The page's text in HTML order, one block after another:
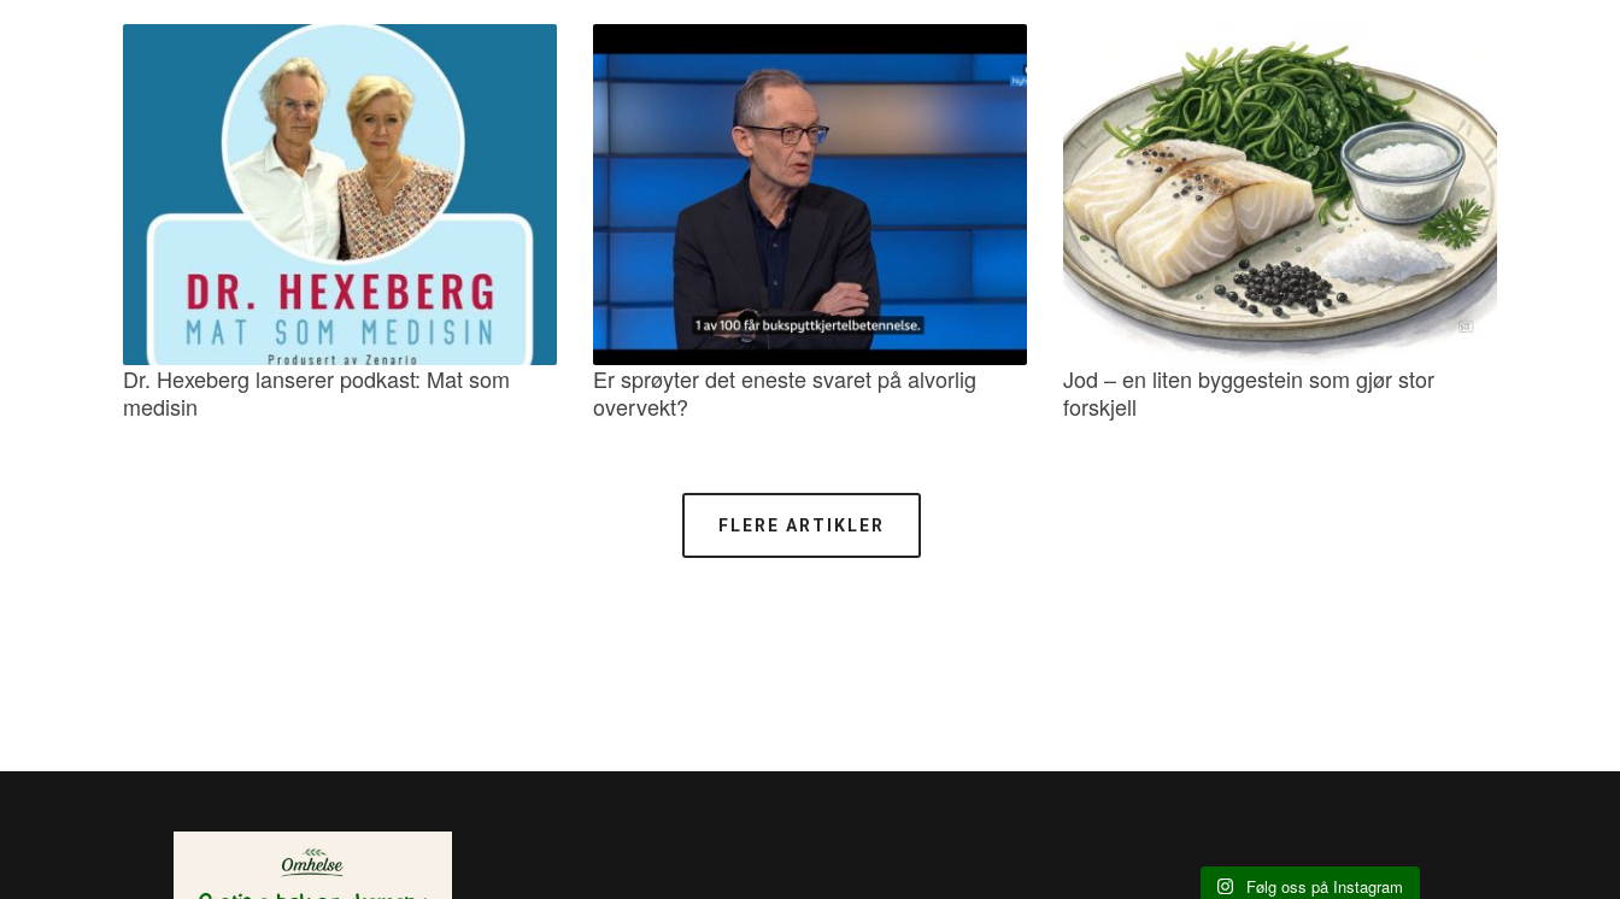
Dr. Hexeberg lanserer podkast: Mat som
medisin
Er sprøyter det eneste svaret på alvorlig
overvekt?
Jod – en liten byggestein som gjør stor
forskjell
FLERE ARTIKLER
Følg oss på Instagram